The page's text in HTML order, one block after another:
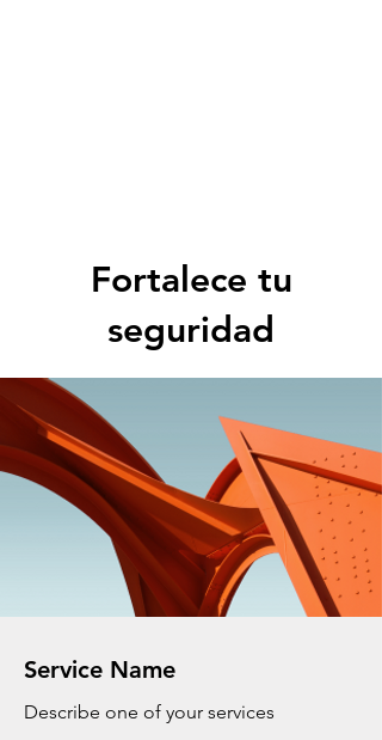
Fortalece tu
seguridad
Service Name
Describe one of your services